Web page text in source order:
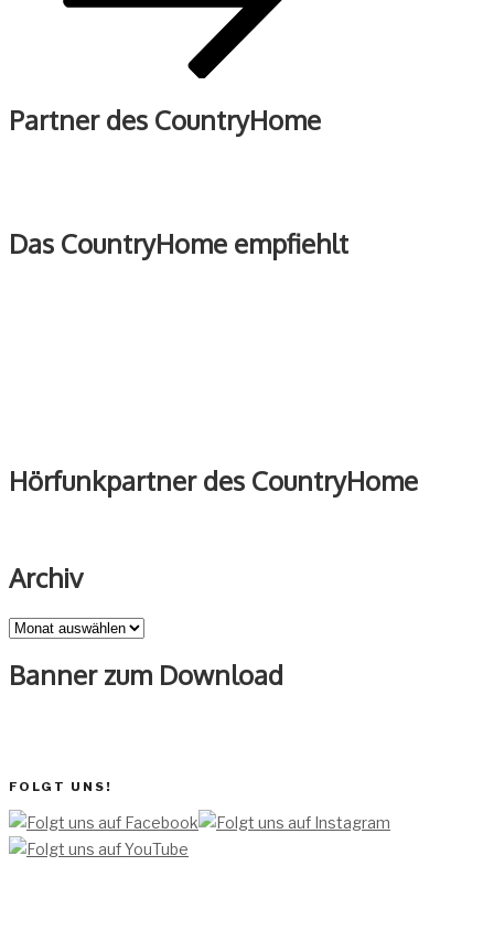
Partner des CountryHome
Das CountryHome empfiehlt
Hörfunkpartner des CountryHome
Archiv
Archiv
Banner zum Download
FOLGT UNS!